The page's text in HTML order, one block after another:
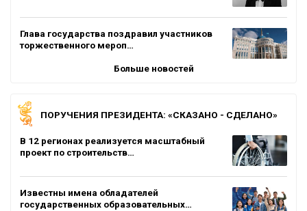
Глава государства поздравил участников
торжественного мероп…
Больше новостей
ПОРУЧЕНИЯ ПРЕЗИДЕНТА: «СКАЗАНО - СДЕЛАНО»
В 12 регионах реализуется масштабный
проект по строительств…
Известны имена обладателей
государственных образовательных…